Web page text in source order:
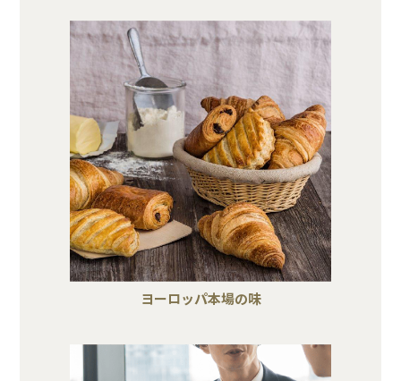
ヨーロッパ本場の味